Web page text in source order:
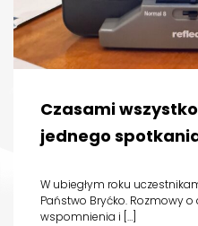
Czasami
jednego
W ubiegłym roku
Państwo Bryćko. Rozmowy
wspomnienia i […]